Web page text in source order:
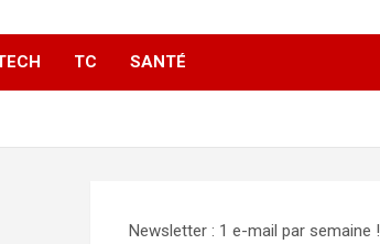
TC SANTÉ
Newsletter : 1 e-mail par semaine !